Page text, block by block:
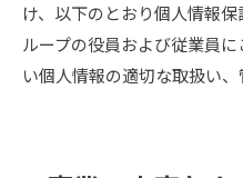
け、以下のとおり個人情報
ループの役員および従業員
い個人情報の適切な取扱い、